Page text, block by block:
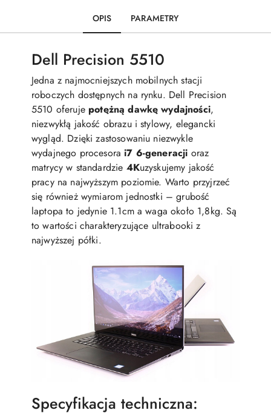
OPIS PARAMETRY
Dell Precision 5510
Jedna z najmocniejszych mobilnych stacji
roboczych dostępnych na rynku. Dell Precision
5510 oferuje potężną dawkę wydajności,
niezwykłą jakość obrazu i stylowy, elegancki
wygląd. Dzięki zastosowaniu niezwykle
wydajnego procesorai7 6-generacji oraz
matrycy w standardzie 4Kuzyskujemy jakość
pracy na najwyższym poziomie. Warto przyjrzeć
się również wymiarom jednostki – grubość
laptopa to jedynie 1.1cm a waga około 1,8kg. Są
to wartości charakteryzujące ultrabooki z
najwyższej półki.
Specyfikacja techniczna: